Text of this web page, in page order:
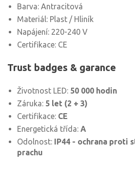
Barva: Antracitová
Materiál: Plast / Hliník
Napájení: 220-240 V
Certifikace: CE
Trust badges & garance
Životnost LED: 50 000 hodin
Záruka: 5 let (2 + 3)
Certifikace: CE
Energetická třída: A
Odolnost: IP44 - ochrana proti
prachu